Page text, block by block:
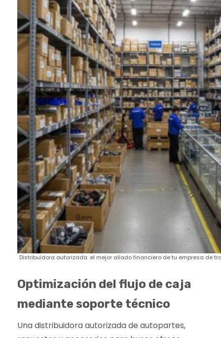
Distribuidora autorizada: el mejor aliado financiero de tu empresa de
Optimización del flujo de caja
mediante soporte técnico
Una distribuidora autorizada de autopartes,